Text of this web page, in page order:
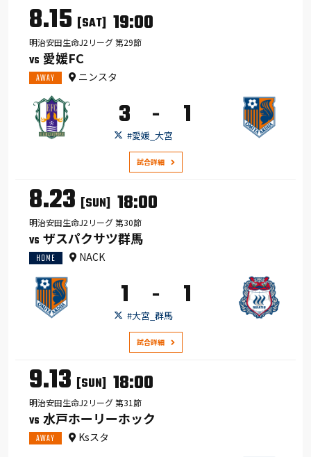
8.15 [SAT] 19:00
明治安田生命J2リーグ 第29節
VS 愛媛FC
AWAY ニンスタ
3 - 1
#愛媛_大宮
試合詳細
8.23 [SUN] 18:00
明治安田生命J2リーグ 第30節
VS ザスパクサツ群馬
HOME NACK
1 - 1
#大宮_群馬
試合詳細
9.13 [SUN] 18:00
明治安田生命J2リーグ 第31節
VS 水戸ホーリーホック
AWAY Ksスタ